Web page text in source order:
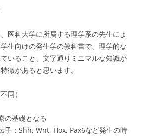
医科大学に所属する理学系の先生によ
生向けの発生学の教科書で、理学的な
いること、文字通りミニマルな知識が
徴があると思います。
同）
の基礎となる
子：Shh, Wnt, Hox, Pax6など発生の時